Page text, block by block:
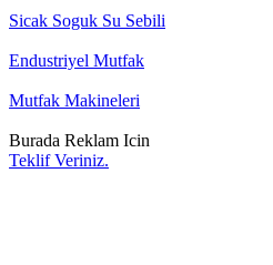
Sicak Soguk Su Sebili
Endustriyel Mutfak
Mutfak Makineleri
Burada Reklam Icin
Teklif Veriniz.